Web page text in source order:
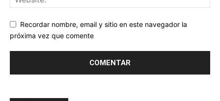
Recordar nombre, email y sitio en este navegador la
próxima vez que comente